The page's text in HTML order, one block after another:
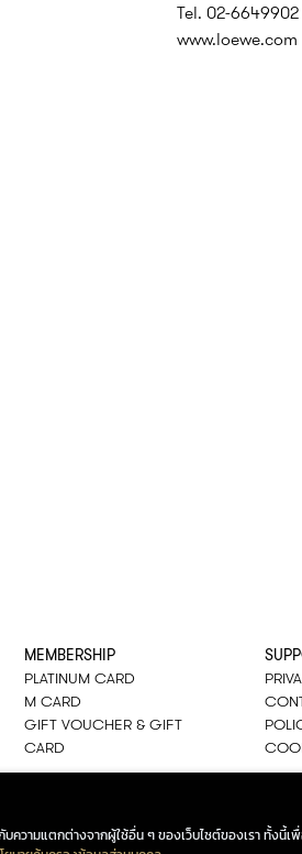
ความแตกต่างจากผู้ใช้อื่น ๆ ของเว็บไซต์ของเรา ทั้งนี้
Tel. 02-6649902
www.loewe.com
MEMBERSHIP
PLATINUM CARD
M CARD
GIFT VOUCHER & GIFT
CARD